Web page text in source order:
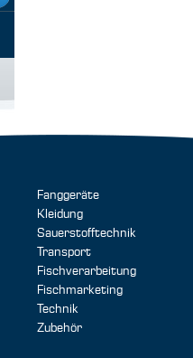
Fanggeräte
Kleidung
Sauerstofftechnik
Transport
Fischverarbeitung
Fischmarketing
Technik
Zubehör